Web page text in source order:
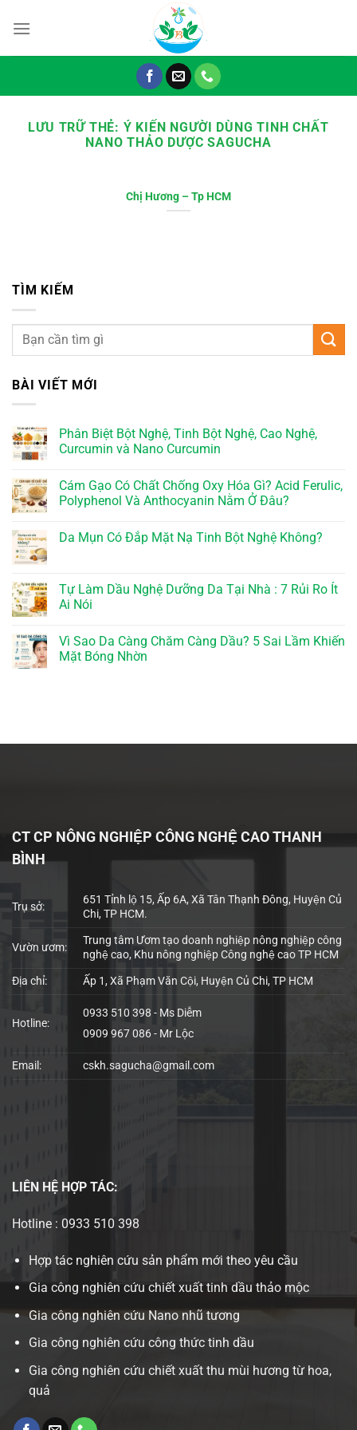
đến
LƯU TRỮ THẺ: Ý KIẾN NGƯỜI DÙNG TINH CHẤT
NANO THẢO DƯỢC SAGUCHA
Chị Hương – Tp HCM
TÌM KIẾM
BÀI VIẾT MỚI
Phân Biệt Bột Nghệ, Tinh Bột Nghệ, Cao Nghệ,
Curcumin và Nano Curcumin
Cám Gạo Có Chất Chống Oxy Hóa Gì? Acid Ferulic,
Polyphenol Và Anthocyanin Nằm Ở Đâu?
Da Mụn Có Đắp Mặt Nạ Tinh Bột Nghệ Không?
Tự Làm Dầu Nghệ Dưỡng Da Tại Nhà : 7 Rủi Ro Ít
Ai Nói
Vì Sao Da Càng Chăm Càng Dầu? 5 Sai Lầm Khiến
Mặt Bóng Nhờn
CT CP NÔNG NGHIỆP CÔNG NGHỆ CAO THANH
BÌNH
Trụ sở:
651 Tỉnh lộ 15, Ấp 6A, Xã Tân Thạnh Đông, Huyện Củ
Chi, TP HCM.
Vườn ươm:
Trung tâm Ươm tạo doanh nghiệp nông nghiệp công
nghệ cao, Khu nông nghiệp Công nghệ cao TP HCM
Địa chỉ: Ấp 1, Xã Phạm Văn Cội, Huyện Củ Chi, TP HCM
Hotline:
0933 510 398 - Ms Diễm
0909 967 086 - Mr Lộc
Email: cskh.sagucha@gmail.com
LIÊN HỆ HỢP TÁC:
Hotline : 0933 510 398
Hợp tác nghiên cứu sản phẩm mới theo yêu cầu
Gia công nghiên cứu chiết xuất tinh dầu thảo mộc
Gia công nghiên cứu Nano nhũ tương
Gia công nghiên cứu công thức tinh dầu
Gia công nghiên cứu chiết xuất thu mùi hương từ hoa,
quả